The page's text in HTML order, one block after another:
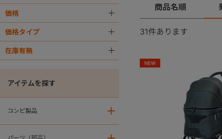
価格
価格タイプ
在庫有無
アイテムを探す
コンビ製品
商品名順
31件あります